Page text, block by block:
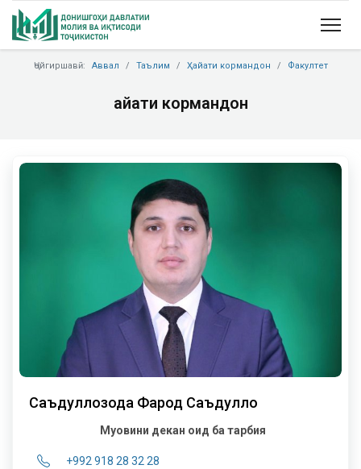
Ҷойгиршавӣ: Аввал Таълим Ҳайати кормандон Факултет
Ҳайати кормандон
Саъдуллозода Фарҳод Саъдулло
Муовини декан оид ба тарбия
+992 918 28 32 28